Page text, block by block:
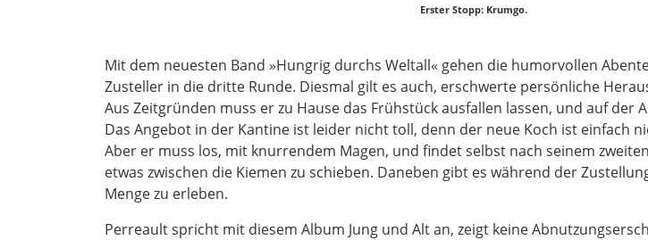
Erster Stopp: Krumgo.
Mit dem neuesten Band »Hungrig durchs Weltall« gehen die humorvollen
Zusteller in die dritte Runde. Diesmal gilt es auch, erschwerte persönliche
Aus Zeitgründen muss er zu Hause das Frühstück ausfallen lassen, und auf der
Das Angebot in der Kantine ist leider nicht toll, denn der neue Koch ist einfach
Aber er muss los, mit knurrendem Magen, und findet selbst nach seinem
etwas zwischen die Kiemen zu schieben. Daneben gibt es während der
Menge zu erleben.
Perreault spricht mit diesem Album Jung und Alt an, zeigt keine